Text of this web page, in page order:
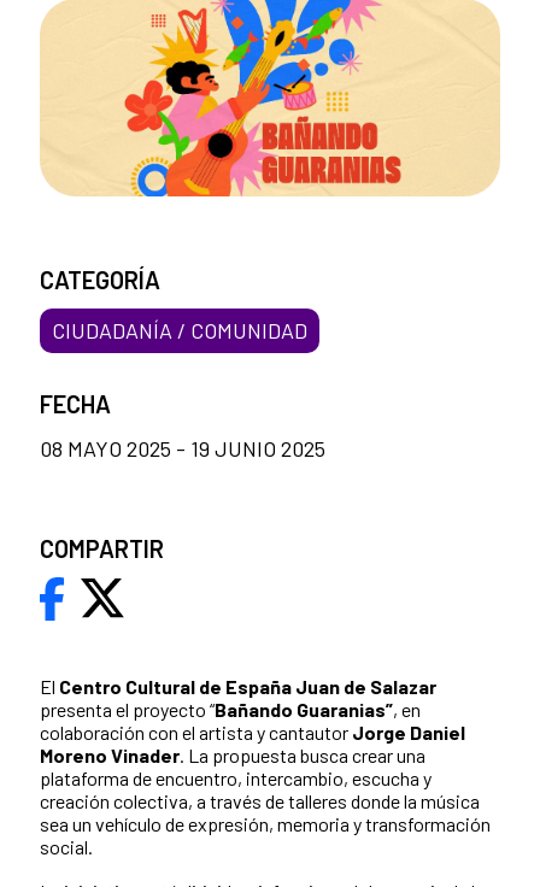
El Centro Cultural de España Juan de Salazar
presenta el proyecto “Bañando Guaranias”, en
colaboración con el artista y cantautor Jorge Daniel
Moreno Vinader. La propuesta busca crear una
plataforma de encuentro, intercambio, escucha y
creación colectiva, a través de talleres donde la música
sea un vehículo de expresión, memoria y transformación
social.
CATEGORÍA
CIUDADANÍA / COMUNIDAD
FECHA
08 MAYO 2025 - 19 JUNIO 2025
COMPARTIR